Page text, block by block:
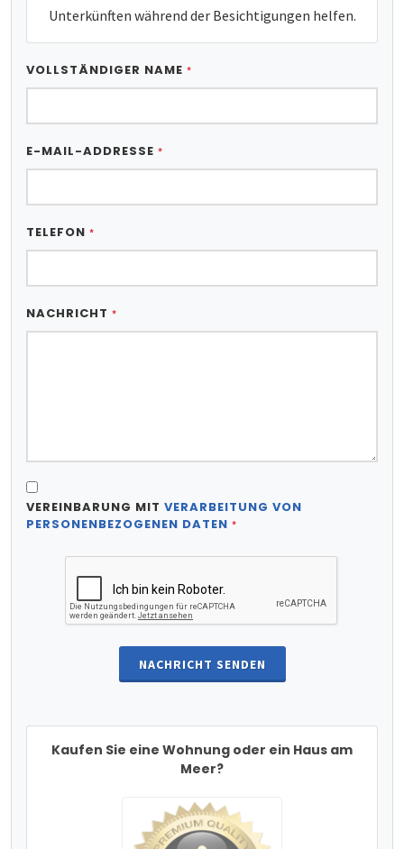
Unterkünften während der Besichtigungen helfen.
VOLLSTÄNDIGER NAME *
E-MAIL-ADDRESSE *
TELEFON *
NACHRICHT *
VEREINBARUNG MIT VERARBEITUNG VON
PERSONENBEZOGENEN DATEN *
NACHRICHT SENDEN
Kaufen Sie eine Wohnung oder ein Haus am
Meer?